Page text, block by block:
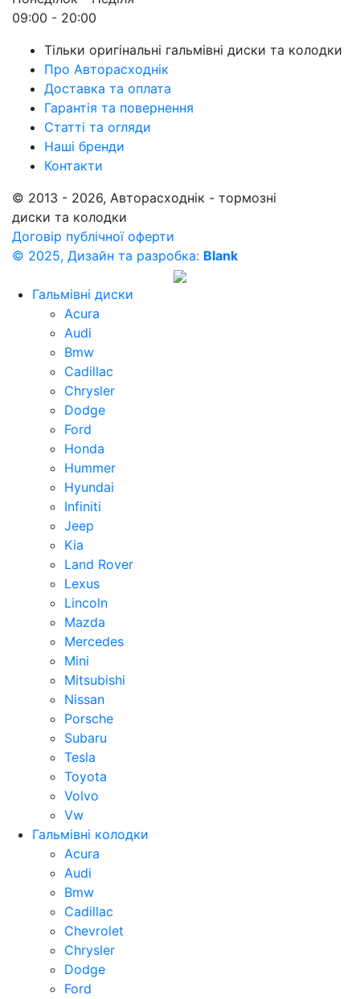
09:00 - 20:00
Тільки оригінальні гальмівні диски та колодки
Про Авторасходнік
Доставка та оплата
Гарантія та повернення
Статті та огляди
Наші бренди
Контакти
© 2013 - 2026, Авторасходнік - тормозні
диски та колодки
Договір публічної оферти
© 2025, Дизайн та разробка: Blank
Гальмівні диски
Acura
Audi
Bmw
Cadillac
Chrysler
Dodge
Ford
Honda
Hummer
Hyundai
Infiniti
Jeep
Kia
Land Rover
Lexus
Lincoln
Mazda
Mercedes
Mini
Mitsubishi
Nissan
Porsche
Subaru
Tesla
Toyota
Volvo
Vw
Гальмівні колодки
Acura
Audi
Bmw
Cadillac
Chevrolet
Chrysler
Dodge
Ford